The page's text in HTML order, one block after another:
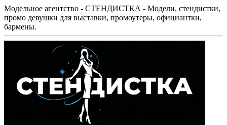
Модельное агентство - СТЕНДИСТКА - Модели, стендистки,
промо девушки для выставки, промоутеры, официантки,
бармены.